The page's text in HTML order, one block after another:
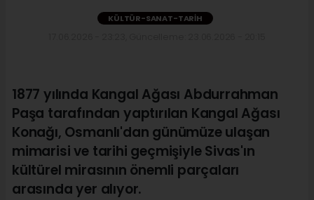
KÜLTÜR-SANAT-TARIH
1877 yılında Kangal Ağası Abdurrahman
Paşa tarafından yaptırılan Kangal Ağası
Konağı, Osmanlı'dan günümüze ulaşan
mimarisi ve tarihi geçmişiyle Sivas'ın
kültürel mirasının önemli parçaları
arasında yer alıyor.